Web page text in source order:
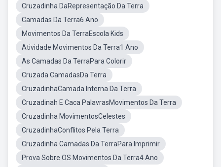
Cruzadinha DaRepresentação Da Terra
Camadas Da Terra6 Ano
Movimentos Da TerraEscola Kids
Atividade Movimentos Da Terra1 Ano
As Camadas Da TerraPara Colorir
Cruzada CamadasDa Terra
CruzadinhaCamada Interna Da Terra
Cruzadinah E Caca PalavrasMovimentos Da Terra
Cruzadinha MovimentosCelestes
CruzadinhaConflitos Pela Terra
Cruzadinha Camadas Da TerraPara Imprimir
Prova Sobre OS Movimentos Da Terra4 Ano